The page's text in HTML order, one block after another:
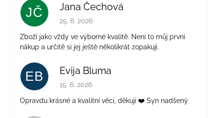
JČ Jana Čechová
Hodnocení obchodu je 5 z 5 hvězdiček.
25. 6. 2026
Zboží jako vždy ve výborné kvalitě. Není to můj první
nákup a určitě si jej ještě několikrát zopakuji.
EB Evija Bluma
Hodnocení obchodu je 5 z 5 hvězdiček.
15. 6. 2026
Opravdu krásné a kvalitní věci, děkuji ❤️ Syn nadšený